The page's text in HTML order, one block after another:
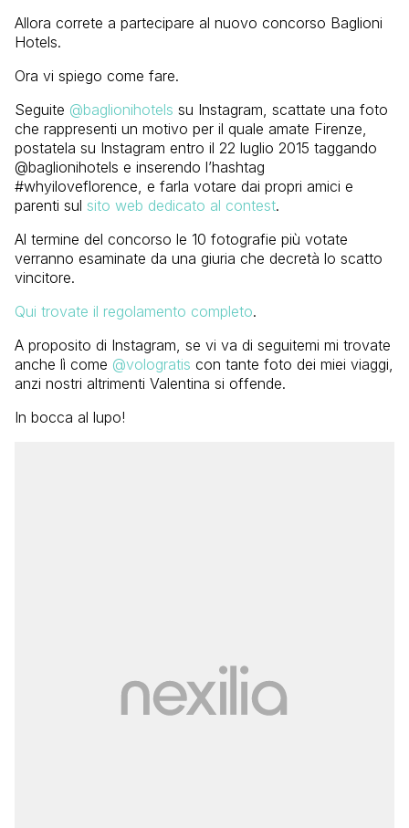
Allora correte a partecipare al nuovo concorso Baglioni
Hotels.
Ora vi spiego come fare.
Seguite @baglionihotels su Instagram, scattate una foto
che rappresenti un motivo per il quale amate Firenze,
postatela su Instagram entro il 22 luglio 2015 taggando
@baglionihotels e inserendo l’hashtag
#whyiloveflorence, e farla votare dai propri amici e
parenti sul sito web dedicato al contest.
Al termine del concorso le 10 fotografie più votate
verranno esaminate da una giuria che decretà lo scatto
vincitore.
Qui trovate il regolamento completo.
A proposito di Instagram, se vi va di seguitemi mi trovate
anche lì come @vologratis con tante foto dei miei viaggi,
anzi nostri altrimenti Valentina si offende.
In bocca al lupo!